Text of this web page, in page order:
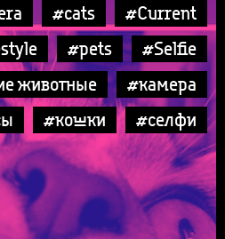
#cats
#Current
#pets
#Selfie
животные
#камера
#кошки #селфи